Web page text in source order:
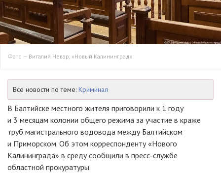
Фото — Виталий Невар, «Новый Калининград»
Все новости по теме: Криминал
В Балтийске местного жителя приговорили к 1 году
и 3 месяцам колонии общего режима за участие в краже
труб магистрального водовода между Балтийском
и Приморском. Об этом корреспонденту «Нового
Калининграда» в среду сообщили в пресс-службе
областной прокуратуры.